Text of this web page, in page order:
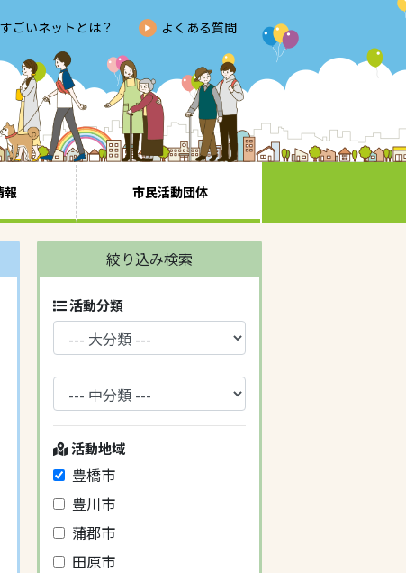
ごいネットとは？ よくある質問
報 市民活動団体
絞り込み検索
活動分類
活動地域
豊橋市
豊川市
蒲郡市
田原市